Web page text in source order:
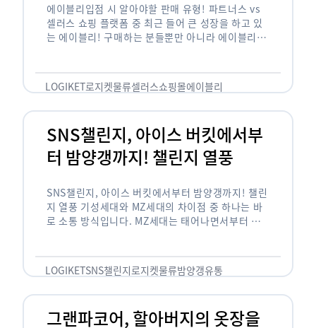
에이블리입점 시 알아야할 판매 유형! 파트너스 vs
셀러스 쇼핑 플랫폼 중 최근 들어 큰 성장을 하고 있
는 에이블리! 구매하는 분들뿐만 아니라 에이블리에
LOGIKET로지켓물류셀러스쇼핑몰에이블리
SNS챌린지, 아이스 버킷에서부
터 밤양갱까지! 챌린지 열풍
SNS챌린지, 아이스 버킷에서부터 밤양갱까지! 챌린
지 열풍 기성세대와 MZ세대의 차이점 중 하나는 바
로 소통 방식입니다. MZ세대는 태어나면서부터 디
도 능숙한 …
LOGIKETSNS챌린지로지켓물류밤양갱유통
그랜파코어, 할아버지의 옷장을